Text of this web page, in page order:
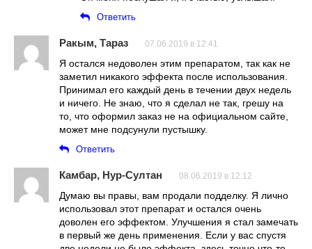
Ответить
Ракым, Тараз 07.06.2019 в 12:41
Я остался недоволен этим препаратом, так как не
заметил никакого эффекта после использования.
Принимал его каждый день в течении двух недель
и ничего. Не знаю, что я сделал не так, грешу на
то, что оформил заказ не на официальном сайте,
может мне подсунули пустышку.
Ответить
Камбар, Нур-Султан 08.06.2019 в 12:12
Думаю вы правы, вам продали подделку. Я лично
использовал этот препарат и остался очень
доволен его эффектом. Улучшения я стал замечать
в первый же день применения. Если у вас спустя